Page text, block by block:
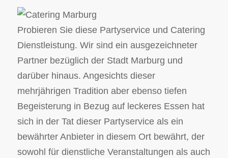
Probieren Sie diese Partyservice und Catering
Dienstleistung. Wir sind ein ausgezeichneter
Partner bezüglich der Stadt Marburg und
darüber hinaus. Angesichts dieser
mehrjährigen Tradition aber ebenso tiefen
Begeisterung in Bezug auf leckeres Essen hat
sich in der Tat dieser Partyservice als ein
bewährter Anbieter in diesem Ort bewährt, der
sowohl für dienstliche Veranstaltungen als auch